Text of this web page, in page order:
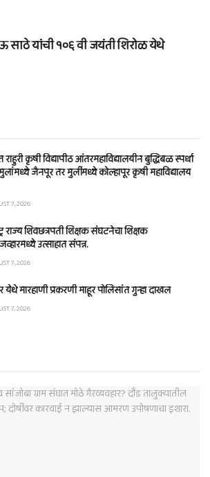
साठे यांची १०६ वी जयंती शिरोळ येथे
राहुरी कृषी विद्यापीठ आंतरमहाविद्यालयीन बुद्धिबळ स्पर्धा
जैनपूर तर मुलींमध्ये कोल्हापूर कृषी महाविद्यालय
7, 2026
राज्य शिवछत्रपती शिक्षक संघटनेचा शिक्षक
उत्साहात संपन्न.
7, 2026
येथे मारहाणी प्रकरणी माहूर पोलिसांत गुन्हा दाखल
7, 2026